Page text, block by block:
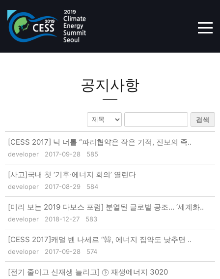
공지사항
검색
[CESS 2017] 닉 너톨 “파리협약은 작은 기적, 진보의 족..
developer 2017-09-28 585
[사고]국내 첫 ‘기후·에너지 회의’ 열린다
developer 2017-08-29 584
[미리 보는 2019 다보스 포럼] 분열된 글로벌 공조… ‘세계화..
developer 2018-12-27 583
[CESS 2017]캐멀 벤 나세르 “韓, 에너지 집약도 낮추면 ..
developer 2017-09-28 574
[전기 줄이고 신재생 늘리고] ㊦ 재생에너지 3020